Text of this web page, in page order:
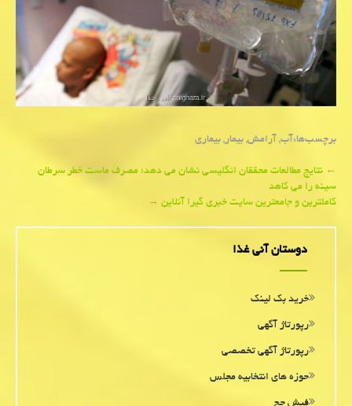
برچسب‌ها:آب,آرامش,بیمار,بیماری
Post
navigation
←نتایج مطالعات محققان انگلیسی نشان می دهد؛ مصرف ماست خطر سرطان
سینه را می كاهد
كاملترین و جامعترین سایت خبری گیرا آنلاین→
دوستان آنی غذا
خرید بک لینک
رپورتاژ آگهی
رپورتاژ آگهی تخصصی
حوزه های انتخابیه مجلس
فیش حج